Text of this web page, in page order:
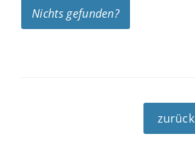
Nichts gefunden?
zurück